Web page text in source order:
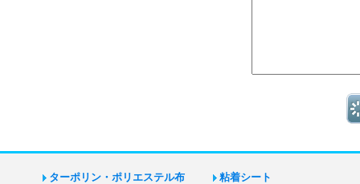
ターポリン・ポリエステル布
粘着シート